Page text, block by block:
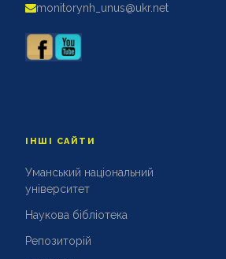
АКАДЕМІЧНА ДОБРОЧЕСНІСТЬ
monitorynh_unus@ukr.net
ІНШІ САЙТИ
Уманський національний
університет
Наукова бібліотека
Репозиторій